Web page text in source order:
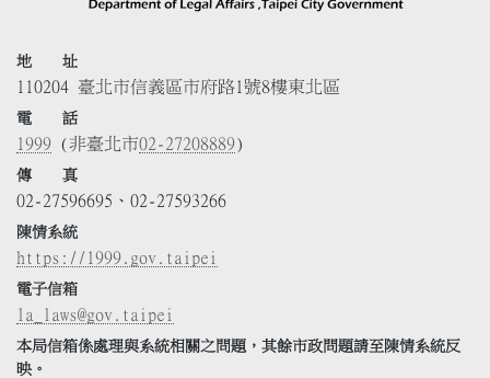
地 址
110204 臺北市信義區市府路1號8樓東北區
電 話
1999 (非臺北市02-27208889)
傳 真
02-27596695、02-27593266
陳情系統
https://1999.gov.taipei
電子信箱
la_laws@gov.taipei
本局信箱係處理與系統相關之問題，其餘市政問題請至陳情系統反
映。